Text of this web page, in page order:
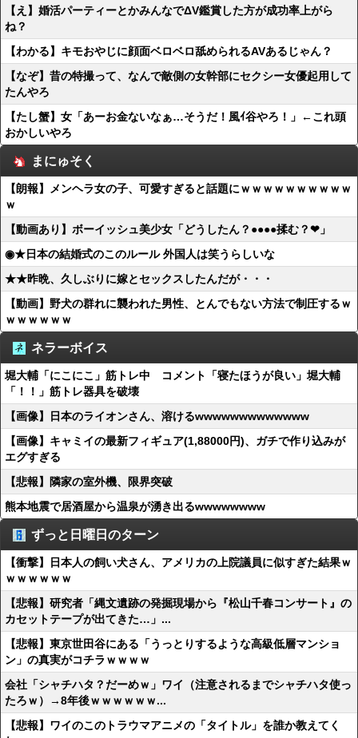
【え】婚活パーティーとかみんなでΔV鑑賞した方が成功率上がら
ね？
【わかる】キモおやじに顔面ベロベロ舐められるAVあるじゃん？
【なぞ】昔の特撮って、なんで敵側の女幹部にセクシー女優起用して
たんやろ
【たし蟹】女「あーお金ないなぁ…そうだ！風ｲ谷やろ！」←これ頭
おかしいやろ
まにゅそく
【朗報】メンヘラ女の子、可愛すぎると話題にｗｗｗｗｗｗｗｗｗｗ
ｗ
【動画あり】ボーイッシュ美少女「どうしたん？●●●●揉む？❤」
◉★日本の結婚式のこのルール 外国人は笑うらしいな
★★昨晩、久しぶりに嫁とセックスしたんだが・・・
【動画】野犬の群れに襲われた男性、とんでもない方法で制圧するｗ
ｗｗｗｗｗｗ
ネラーボイス
堀大輔「にこにこ」筋トレ中 コメント「寝たほうが良い」堀大輔
「！！」筋トレ器具を破壊
【画像】日本のライオンさん、溶けるwwwwwwwwwwwww
【画像】キャミイの最新フィギュア(1,88000円)、ガチで作り込みが
エグすぎる
【悲報】隣家の室外機、限界突破
熊本地震で居酒屋から温泉が湧き出るwwwwwwww
ずっと日曜日のターン
【衝撃】日本人の飼い犬さん、アメリカの上院議員に似すぎた結果ｗ
ｗｗｗｗｗｗ
【悲報】研究者「縄文遺跡の発掘現場から『松山千春コンサート』の
カセットテープが出てきた…」...
【悲報】東京世田谷にある「うっとりするような高級低層マンショ
ン」の真実がコチラｗｗｗｗ
会社「シャチハタ？だーめｗ」ワイ（注意されるまでシャチハタ使っ
たろｗ）→8年後ｗｗｗｗｗｗ...
【悲報】ワイのこのトラウマアニメの「タイトル」を誰か教えてく